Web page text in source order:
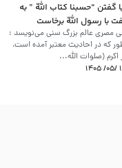
گفتن “حسبنا كتاب اللّه ” به
با رسول اللّه برخاست
مصری عالم بزرگ سنی می‌نویسد :
که در احادیث معتبر آمده است،
اکرم (صلوات اللّه...